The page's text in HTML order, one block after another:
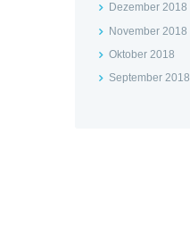
Dezember 2018
November 2018
Oktober 2018
September 2018